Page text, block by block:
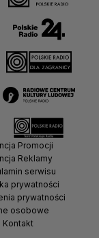
Promocji
Reklamy
serwisu
prywatności
prywatności
osobowe
Kontakt